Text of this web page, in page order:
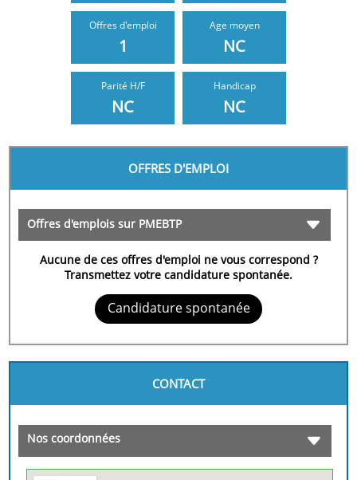
Offres d'emploi
1
Age moyen
NC
NC NC
OFFRES D'EMPLOI
Offres d'emplois sur PMEBTP
Aucune de ces offres d'emploi ne vous correspond ?
Transmettez votre candidature spontanée.
Candidature spontanée
CONTACT
Nos coordonnées